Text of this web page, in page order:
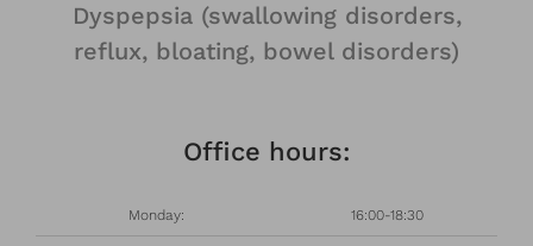
Dyspepsia (swallowing disorders,
reflux, bloating, bowel disorders)
Office hours:
Monday: 16:00-18:30